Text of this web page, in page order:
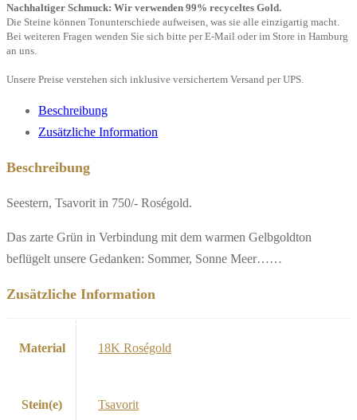
Nachhaltiger Schmuck: Wir verwenden 99% recyceltes Gold.
Die Steine können Tonunterschiede aufweisen, was sie alle einzigartig macht.
Bei weiteren Fragen wenden Sie sich bitte per E-Mail oder im Store in Hamburg
an uns.
Unsere Preise verstehen sich inklusive versichertem Versand per UPS.
Beschreibung
Zusätzliche Information
Beschreibung
Seestern, Tsavorit in 750/- Roségold.
Das zarte Grün in Verbindung mit dem warmen Gelbgoldton
beflügelt unsere Gedanken: Sommer, Sonne Meer……
Zusätzliche Information
Material 18K Roségold
Stein(e) Tsavorit